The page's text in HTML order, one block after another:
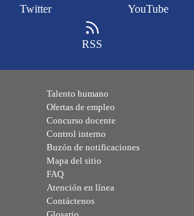
Twitter YouTube
RSS
Talento humano
Ofertas de empleo
Concurso docente
Control interno
Buzón de notificaciones
Mapa del sitio
FAQ
Atención en línea
Contáctenos